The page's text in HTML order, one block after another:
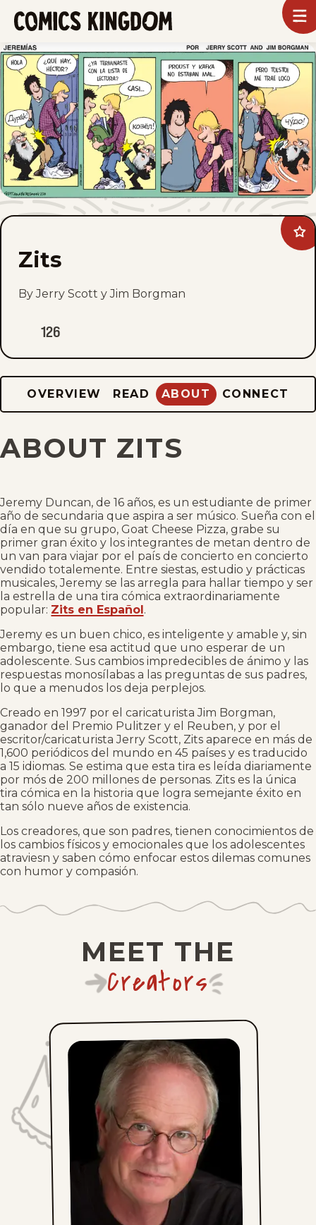
SKIP
TO
MAIN
CONTENT
Kingdom
Zits
Zits
By Jerry Scott y Jim Borgman
126
OVERVIEW READ ABOUT CONNECT
ABOUT ZITS
Jeremy Duncan, de 16 años, es un estudiante de primer
año de secundaria que aspira a ser músico. Sueña con el
día en que su grupo, Goat Cheese Pizza, grabe su
primer gran éxito y los integrantes de metan dentro de
un van para viajar por el país de concierto en concierto
vendido totalemente. Entre siestas, estudio y prácticas
musicales, Jeremy se las arregla para hallar tiempo y ser
la estrella de una tira cómica extraordinariamente
popular: Zits en Español .
Jeremy es un buen chico, es inteligente y amable y, sin
embargo, tiene esa actitud que uno esperar de un
adolescente. Sus cambios impredecibles de ánimo y las
respuestas monosílabas a las preguntas de sus padres,
lo que a menudos los deja perplejos.
Creado en 1997 por el caricaturista Jim Borgman,
ganador del Premio Pulitzer y el Reuben, y por el
escritor/caricaturista Jerry Scott, Zits aparece en más de
1,600 periódicos del mundo en 45 países y es traducido
a 15 idiomas. Se estima que esta tira es leída diariamente
por mós de 200 millones de personas. Zits es la única
tira cómica en la historia que logra semejante éxito en
tan sólo nueve años de existencia.
Los creadores, que son padres, tienen conocimientos de
los cambios físicos y emocionales que los adolescentes
atraviesn y saben cómo enfocar estos dilemas comunes
con humor y compasión.
MEET THE
Creators